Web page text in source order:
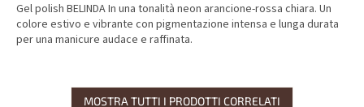
Gel polish BELINDA In una tonalità neon arancione-rossa chiara. Un
colore estivo e vibrante con pigmentazione intensa e lunga durata
per una manicure audace e raffinata.
MOSTRA TUTTI I PRODOTTI CORRELATI